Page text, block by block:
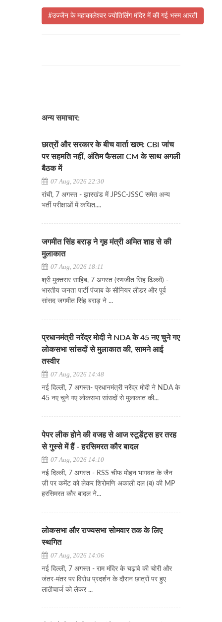
#उज्जैन के महाकालेश्वर ज्योतिर्लिंग मंदिर में की गई भस्म आरती
अन्य समाचार:
छात्रों और सरकार के बीच वार्ता खत्म: CBI जांच
पर सहमति नहीं, अंतिम फैसला CM के साथ अगली
बैठक में
07 Aug, 2026 22:30
रांची, 7 अगस्त - झारखंड में JPSC-JSSC समेत अन्य
भर्ती परीक्षाओं में कथित....
जगमीत सिंह बराड़ ने गृह मंत्री अमित शाह से की
मुलाकात
07 Aug, 2026 18:11
श्री मुक्तसर साहिब, 7 अगस्त (रणजीत सिंह ढिल्लों) -
भारतीय जनता पार्टी पंजाब के सीनियर लीडर और पूर्व
सांसद जगमीत सिंह बराड़ ने ...
प्रधानमंत्री नरेंद्र मोदी ने NDA के 45 नए चुने गए
लोकसभा सांसदों से मुलाकात की, सामने आई
तस्वीर
07 Aug, 2026 14:48
नई दिल्ली, 7 अगस्त- प्रधानमंत्री नरेंद्र मोदी ने NDA के
45 नए चुने गए लोकसभा सांसदों से मुलाकात की...
पेपर लीक होने की वजह से आज स्टूडेंट्स हर तरह
से गुस्से में हैं - हरसिमरत कौर बादल
07 Aug, 2026 14:10
नई दिल्ली, 7 अगस्त - RSS चीफ मोहन भागवत के जैन
ज़ी पर कमेंट को लेकर शिरोमणि अकाली दल (ब) की MP
हरसिमरत कौर बादल ने...
लोकसभा और राज्यसभा सोमवार तक के लिए
स्थगित
07 Aug, 2026 14:06
नई दिल्ली, 7 अगस्त - राम मंदिर के चढ़ावे की चोरी और
जंतर-मंतर पर विरोध प्रदर्शन के दौरान छात्रों पर हुए
लाठीचार्ज को लेकर ...